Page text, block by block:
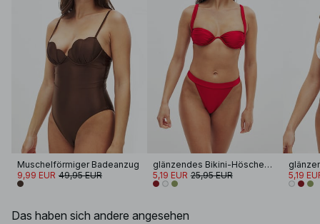
Muschelförmiger Badeanzug
9,99 EUR 49,95 EUR
glänzendes Bikini-Höschen mit hohem Bein
5,19 EUR 25,95 EUR 5,19
Das haben sich andere angesehen